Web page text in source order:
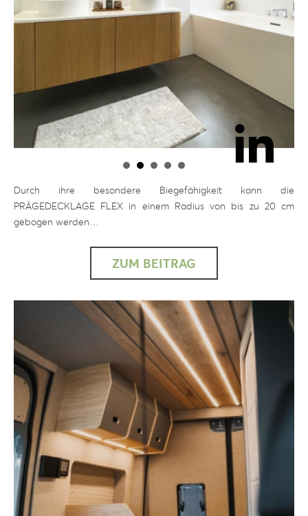
Durch ihre besondere Biegefähigkeit kann die
PRÄGEDECKLAGE FLEX in einem Radius von bis zu 20 cm
gebogen werden…
ZUM BEITRAG